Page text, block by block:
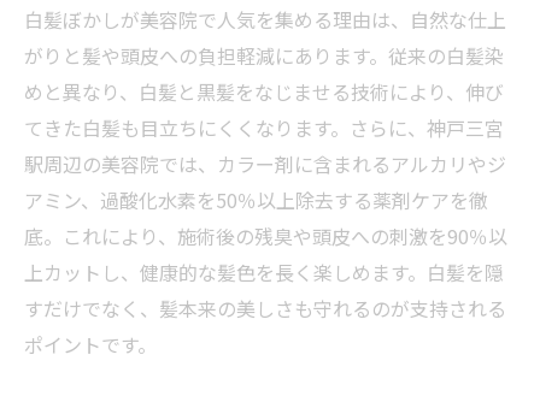
白髪ぼかしが美容院で人気を集める理由は、自然な仕上
がりと髪や頭皮への負担軽減にあります。従来の白髪染
めと異なり、白髪と黒髪をなじませる技術により、伸び
てきた白髪も目立ちにくくなります。さらに、神戸三宮
駅周辺の美容院では、カラー剤に含まれるアルカリやジ
アミン、過酸化水素を50％以上除去する薬剤ケアを徹
底。これにより、施術後の残臭や頭皮への刺激を90％以
上カットし、健康的な髪色を長く楽しめます。白髪を隠
すだけでなく、髪本来の美しさも守れるのが支持される
ポイントです。